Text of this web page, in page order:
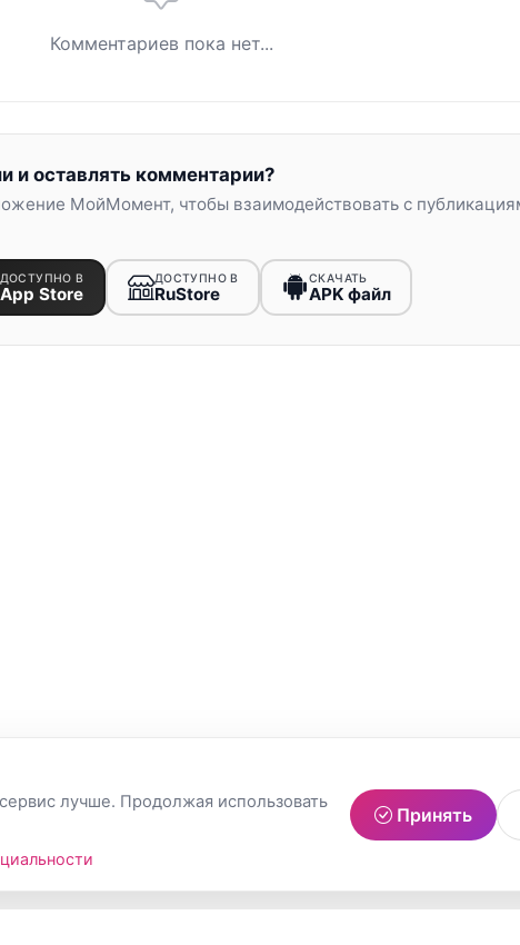
Комментариев пока нет...
и оставлять комментарии?
МойМомент, чтобы взаимодействовать с
ДОСТУПНО В
App Store
ДОСТУПНО В
RuStore
СКАЧАТЬ
APK файл
лучше. Продолжая использовать
Принять